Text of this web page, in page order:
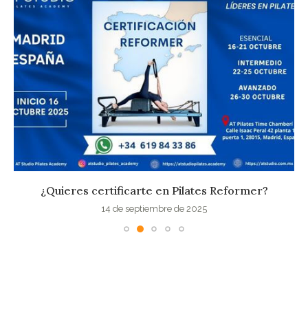
¿Quieres certificarte en Pilates Reformer?
14 de septiembre de 2025